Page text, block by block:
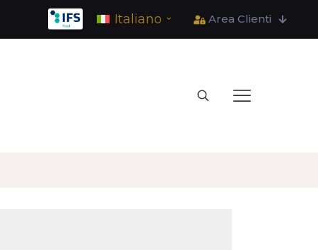
Italiano Area Clienti